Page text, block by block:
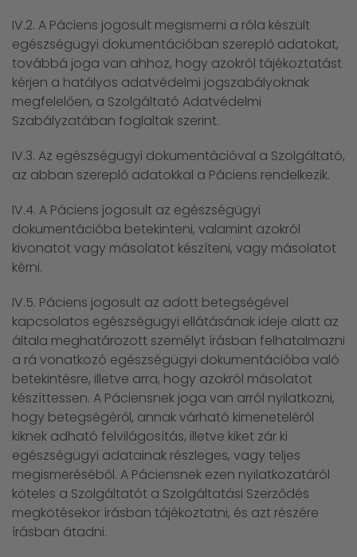
IV.2. A Páciens jogosult megismerni a róla készült
egészségügyi dokumentációban szereplő adatokat,
továbbá joga van ahhoz, hogy azokról tájékoztatást
kérjen a hatályos adatvédelmi jogszabályoknak
megfelelően, a Szolgáltató Adatvédelmi
Szabályzatában foglaltak szerint.
IV.3. Az egészségügyi dokumentációval a Szolgáltató,
az abban szereplő adatokkal a Páciens rendelkezik.
IV.4. A Páciens jogosult az egészségügyi
dokumentációba betekinteni, valamint azokról
kivonatot vagy másolatot készíteni, vagy másolatot
kérni.
IV.5. Páciens jogosult az adott betegségével
kapcsolatos egészségügyi ellátásának ideje alatt az
általa meghatározott személyt írásban felhatalmazni
a rá vonatkozó egészségügyi dokumentációba való
betekintésre, illetve arra, hogy azokról másolatot
készíttessen. A Páciensnek joga van arról nyilatkozni,
hogy betegségéről, annak várható kimeneteléről
kiknek adható felvilágosítás, illetve kiket zár ki
egészségügyi adatainak részleges, vagy teljes
megismeréséből. A Páciensnek ezen nyilatkozatáról
köteles a Szolgáltatót a Szolgáltatási Szerződés
megkötésekor írásban tájékoztatni, és azt részére
írásban átadni.